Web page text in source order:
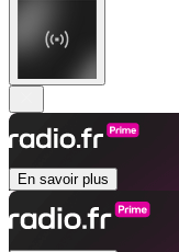
En savoir plus